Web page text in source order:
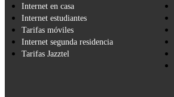
Internet en casa
Internet estudiantes
Tarifas móviles
Internet segunda residencia
Tarifas Jazztel